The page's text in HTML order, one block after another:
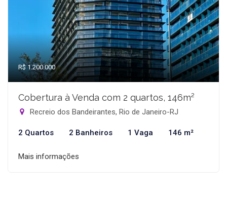
R$ 1.200.000
Cobertura à Venda com 2 quartos, 146m²
Recreio dos Bandeirantes, Rio de Janeiro-RJ
2 Quartos 2 Banheiros 1 Vaga 146 m²
Mais informações